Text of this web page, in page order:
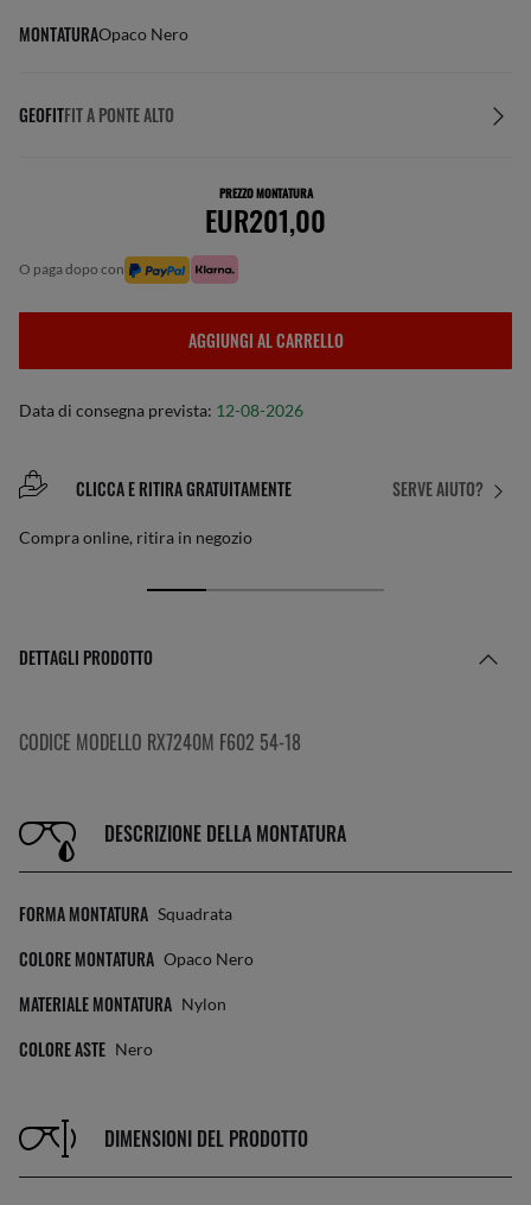
MONTATURAOpaco Nero
GEOFITFIT A PONTE ALTO
PREZZO MONTATURA
EUR201,00
o paga dopo con
AGGIUNGI AL CARRELLO
Data di consegna prevista: 12-08-2026
SERVE AIUTO?
CLICCA E RITIRA GRATUITAMENTE
Compra online, ritira in negozio
DETTAGLI PRODOTTO
CODICE MODELLO RX7240M F602 54-18
DESCRIZIONE DELLA MONTATURA
FORMA MONTATURA Squadrata
COLORE MONTATURA Opaco Nero
MATERIALE MONTATURA Nylon
COLORE ASTE Nero
DIMENSIONI DEL PRODOTTO